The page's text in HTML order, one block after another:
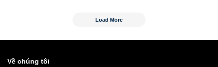
Load More
Về chúng tôi